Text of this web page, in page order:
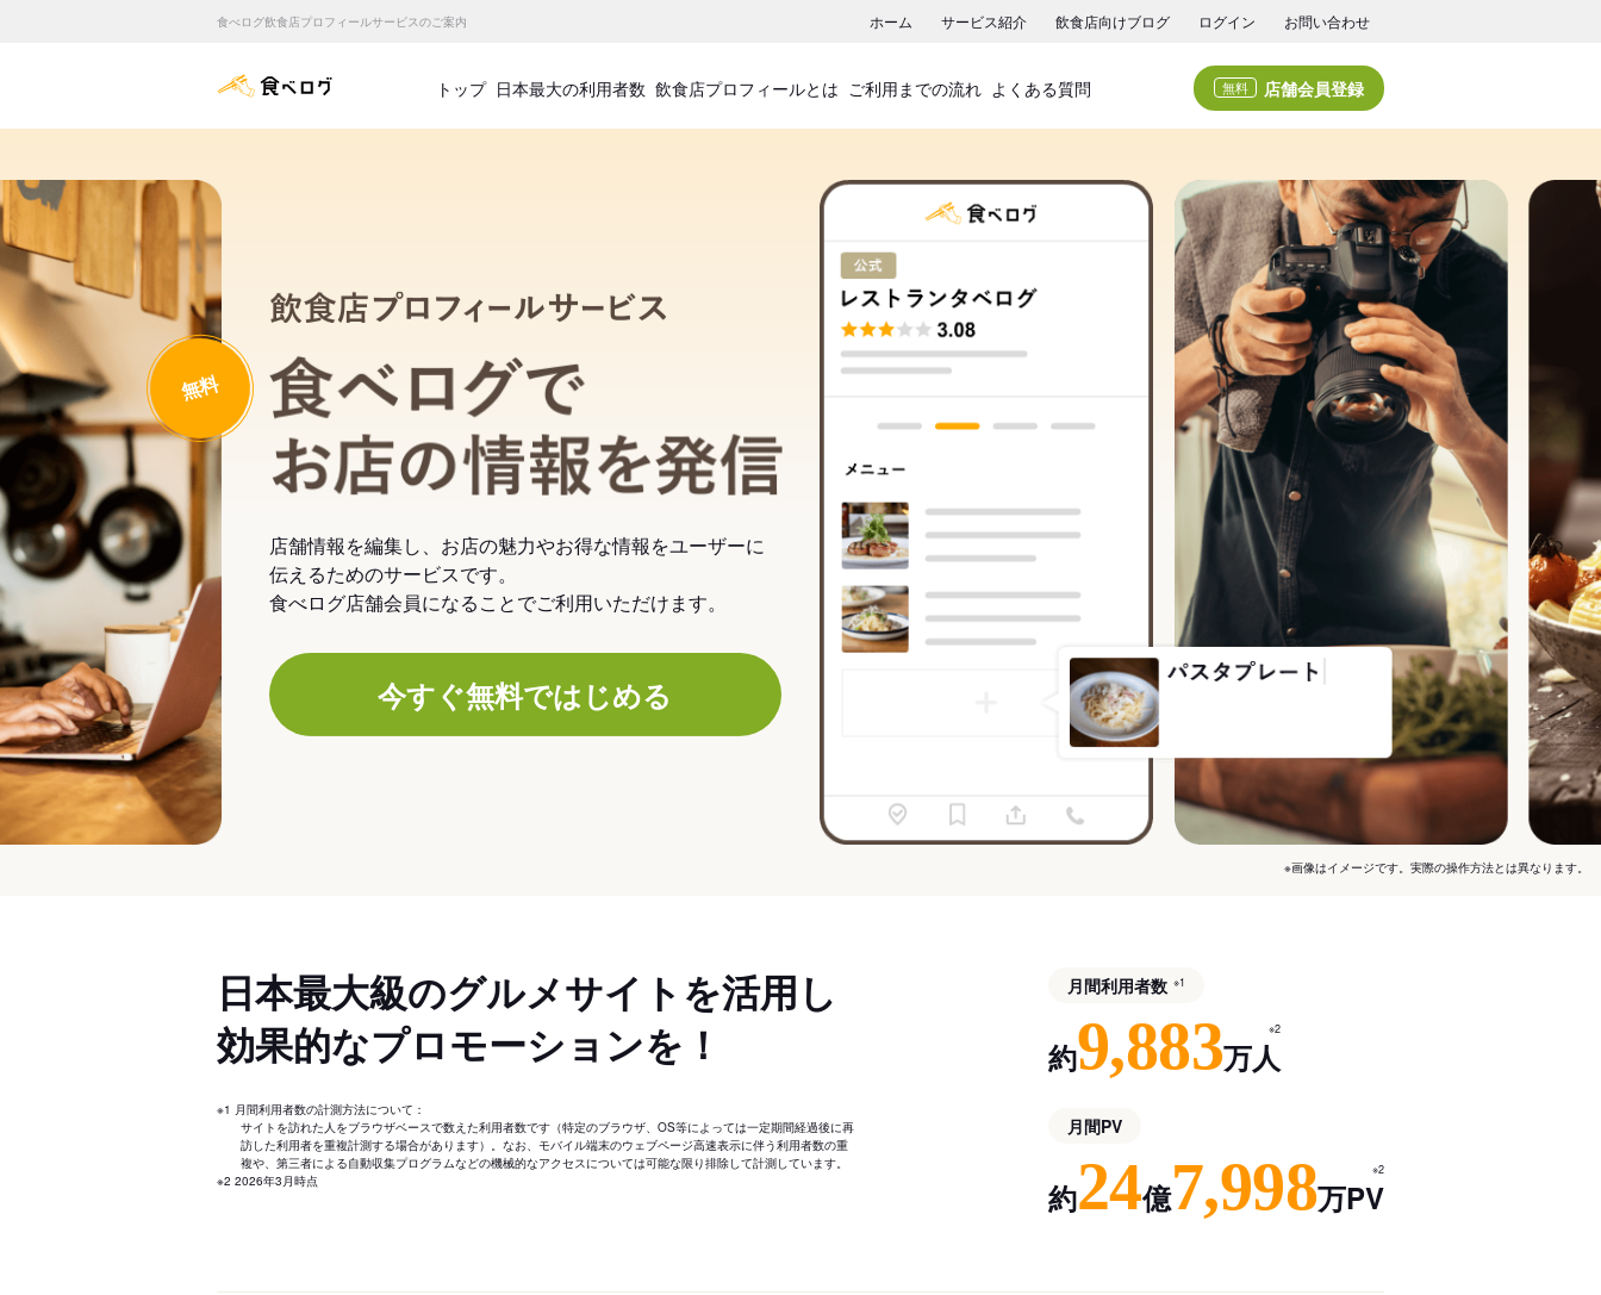
食べログ飲食店プロフィールサービスのご案内 ホーム サービス紹介 飲食店向けブログ ログイン お問い合わせ
食べログ店舗管理画面
トップ 日本最大の利用者数 飲食店プロフィールとは ご利用までの流れ よくある質問 無料 店舗会員登録
飲食店プロフィールサービス
食べログでお店の情報を発信
無料
店舗情報を編集し、お店の魅力やお得な情報をユーザーに
伝えるためのサービスです。
食べログ店舗会員になることでご利用いただけます。
今すぐ無料ではじめる
※画像はイメージです。実際の操作方法とは異なります。
日本最大級のグルメサイトを活用し
効果的なプロモーションを！
※1 月間利用者数の計測方法について：
サイトを訪れた人をブラウザベースで数えた利用者数です（特定のブラウザ、OS等によっては一定期間経過後に再
訪した利用者を重複計測する場合があります）。なお、モバイル端末のウェブページ高速表示に伴う利用者数の重
複や、第三者による自動収集プログラムなどの機械的なアクセスについては可能な限り排除して計測しています。
※2 2026年3月時点
月間利用者数 ※1
約9,883万人
※2
月間PV
約24億7,998万PV
※2